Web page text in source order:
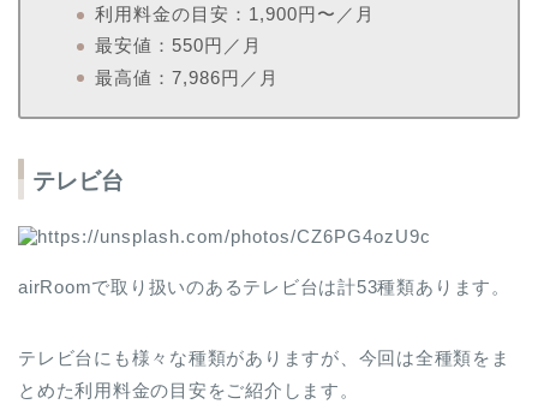
利用料金の目安：1,900円〜／月
最安値：550円／月
最高値：7,986円／月
テレビ台
airRoomで取り扱いのあるテレビ台は計53種類あります。
テレビ台にも様々な種類がありますが、今回は全種類をま
とめた利用料金の目安をご紹介します。